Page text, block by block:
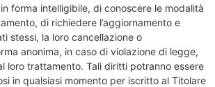
forma intelligibile, di conoscere le modalità
di richiedere l’aggiornamento e
stessi, la loro cancellazione o
anonima, in caso di violazione di legge,
loro trattamento. Tali diritti potranno essere
in qualsiasi momento per iscritto al Titolare